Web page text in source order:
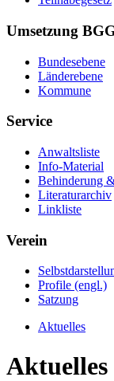
Umsetzung
Bundesebene
Länderebene
Kommune
Service
Anwaltsliste
Info-Material
Behinderung
Literaturarchiv
Linkliste
Verein
Profile (engl.)
Satzung
Aktuelles
Aktuelles